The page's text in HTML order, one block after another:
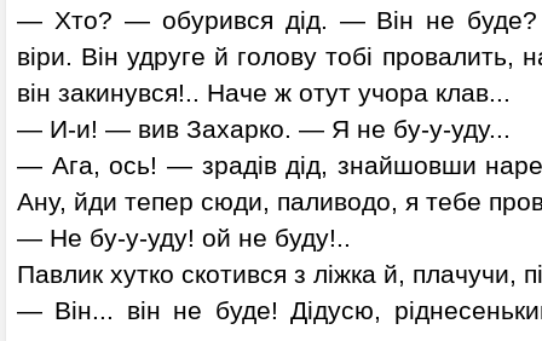
— Хто? — обурився дід. — Він не буде?
віри. Він удруге й голову тобі провалить,
він закинувся!.. Наче ж отут учора клав...
— И-и! — вив Захарко. — Я не бу-у-уду...
— Ага, ось! — зрадів дід, знайшовши
Ану, йди тепер сюди, паливодо, я тебе
— Не бу-у-уду! ой не буду!..
Павлик хутко скотився з ліжка й, плачучи,
— Він... він не буде! Дідусю,